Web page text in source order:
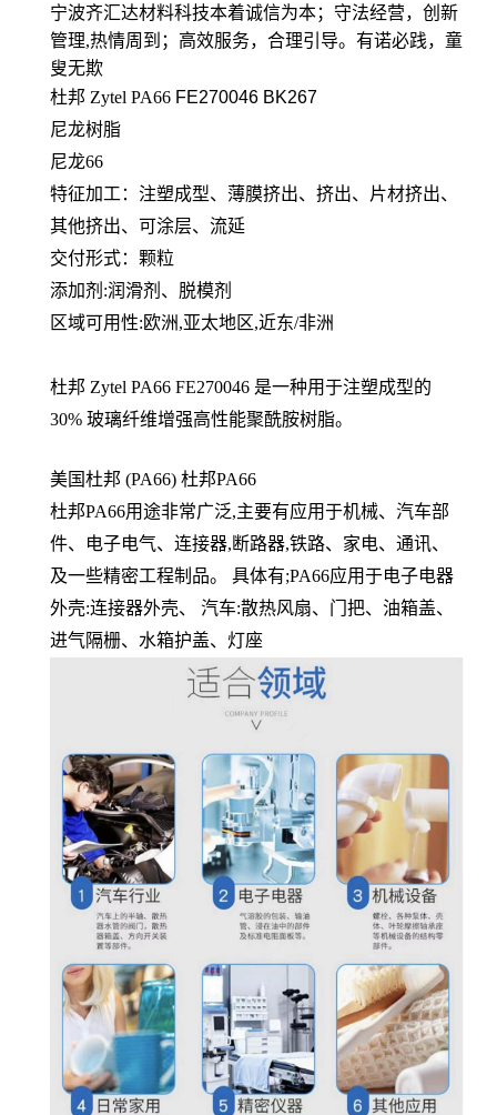
宁波齐汇达材料科技本着诚信为本；守法经营，创新
管理,热情周到；高效服务，合理引导。有诺必践，童
叟无欺
杜邦 Zytel PA66 FE270046 BK267
尼龙树脂
尼龙66
特征加工： 注塑成型、薄膜挤出、挤出、片材挤出、
其他挤出、可涂层、流延
交付形式：颗粒
添加剂:润滑剂、脱模剂
区域可用性:欧洲,亚太地区,近东/非洲
杜邦 Zytel PA66 FE270046 是一种用于注塑成型的
30% 玻璃纤维增强高性能聚酰胺树脂。
美国杜邦 (PA66) 杜邦PA66
杜邦PA66用途非常广泛,主要有应用于机械、汽车部
件、电子电气、连接器,断路器,铁路、家电、通讯、
及一些精密工程制品。 具体有;PA66应用于电子电器
外壳:连接器外壳、 汽车:散热风扇、门把、油箱盖、
进气隔栅、水箱护盖、灯座